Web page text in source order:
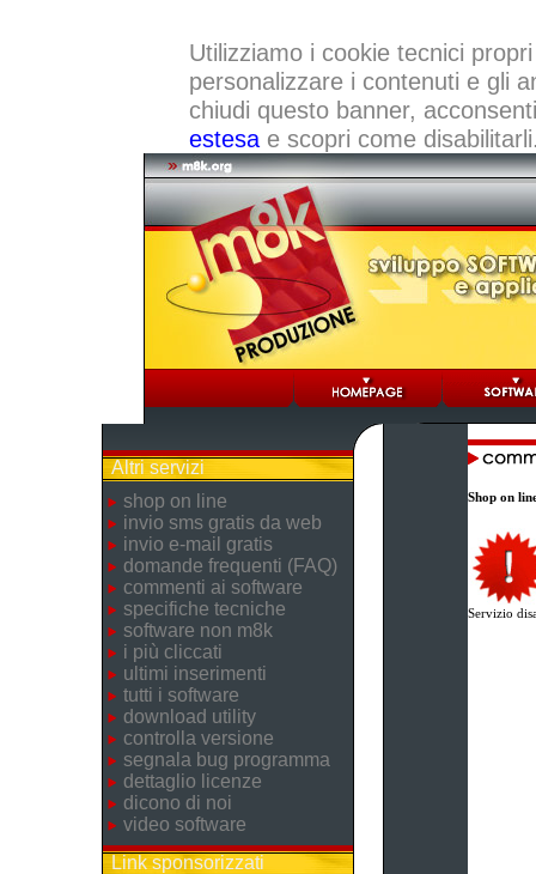
Utilizziamo i cookie tecnici
personalizzare i contenuti e gli
chiudi questo banner,
estesae scopri come
Altri servizi
shop on line
invio sms gratis da web
invio e-mail gratis
domande frequenti (FAQ)
commenti ai software
specifiche tecniche
software non m8k
i più cliccati
ultimi inserimenti
tutti i software
download utility
controlla versione
segnala bug programma
dettaglio licenze
dicono di noi
video software
Link sponsorizzati
Shop on
Servizio